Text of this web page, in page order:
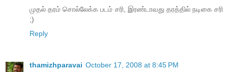
முதல் தரம் சொல்லேக்க படம் சரி, இரண்டாவது தரத்தில் நடிகை சரி
;)
Reply
thamizhparavai October 17, 2008 at 8:45 PM